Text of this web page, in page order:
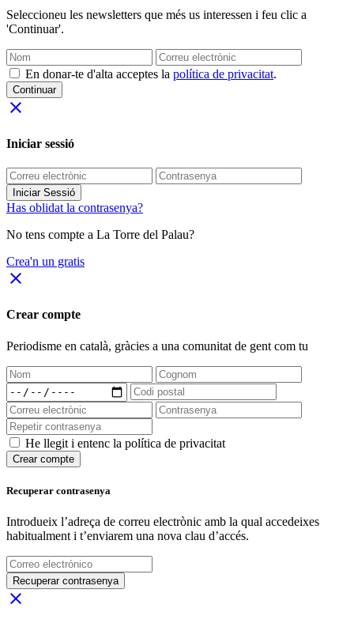
Seleccioneu les newsletters que més us interessen i feu clic a
'Continuar'.
En donar-te d'alta acceptes la política de privacitat.
Continuar
close
Iniciar sessió
Iniciar Sessió
Has oblidat la contrasenya?
No tens compte a La Torre del Palau?
Crea'n un gratis
close
Crear compte
Periodisme en català, gràcies a una comunitat de gent com tu
He llegit i entenc la política de privacitat
Crear compte
Recuperar contrasenya
Introdueix l’adreça de correu electrònic amb la qual accedeixes
habitualment i t’enviarem una nova clau d’accés.
Recuperar contrasenya
close